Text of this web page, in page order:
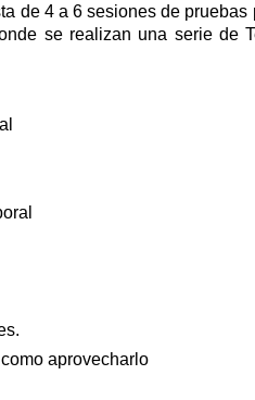
de 4 a 6 sesiones de
se realizan una serie de
aprovecharlo